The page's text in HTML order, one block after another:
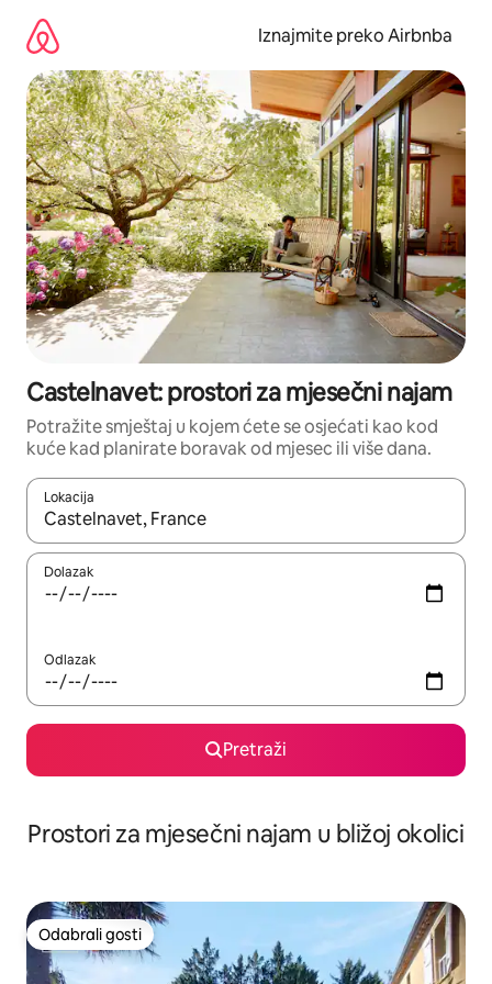
sadržaj
Iznajmite preko Airbnba
Castelnavet: prostori za mjesečni najam
Potražite smještaj u kojem ćete se osjećati kao kod
kuće kad planirate boravak od mjesec ili više dana.
Lokacija
Kada budu dostupni rezultati, moći ćete ih pregledati
Dolazak
Odlazak
Pretraži
Prostori za mjesečni najam u bližoj okolici
Odabrali gosti
Odabrali gosti